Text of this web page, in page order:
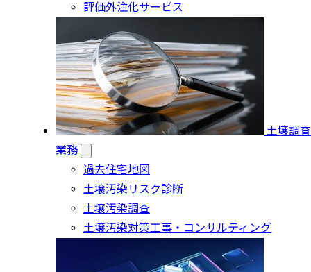
評価外注化サービス
土壌調査
業務
過去住宅地図
土壌汚染リスク診断
土壌汚染調査
土壌汚染対策工事・コンサルティング